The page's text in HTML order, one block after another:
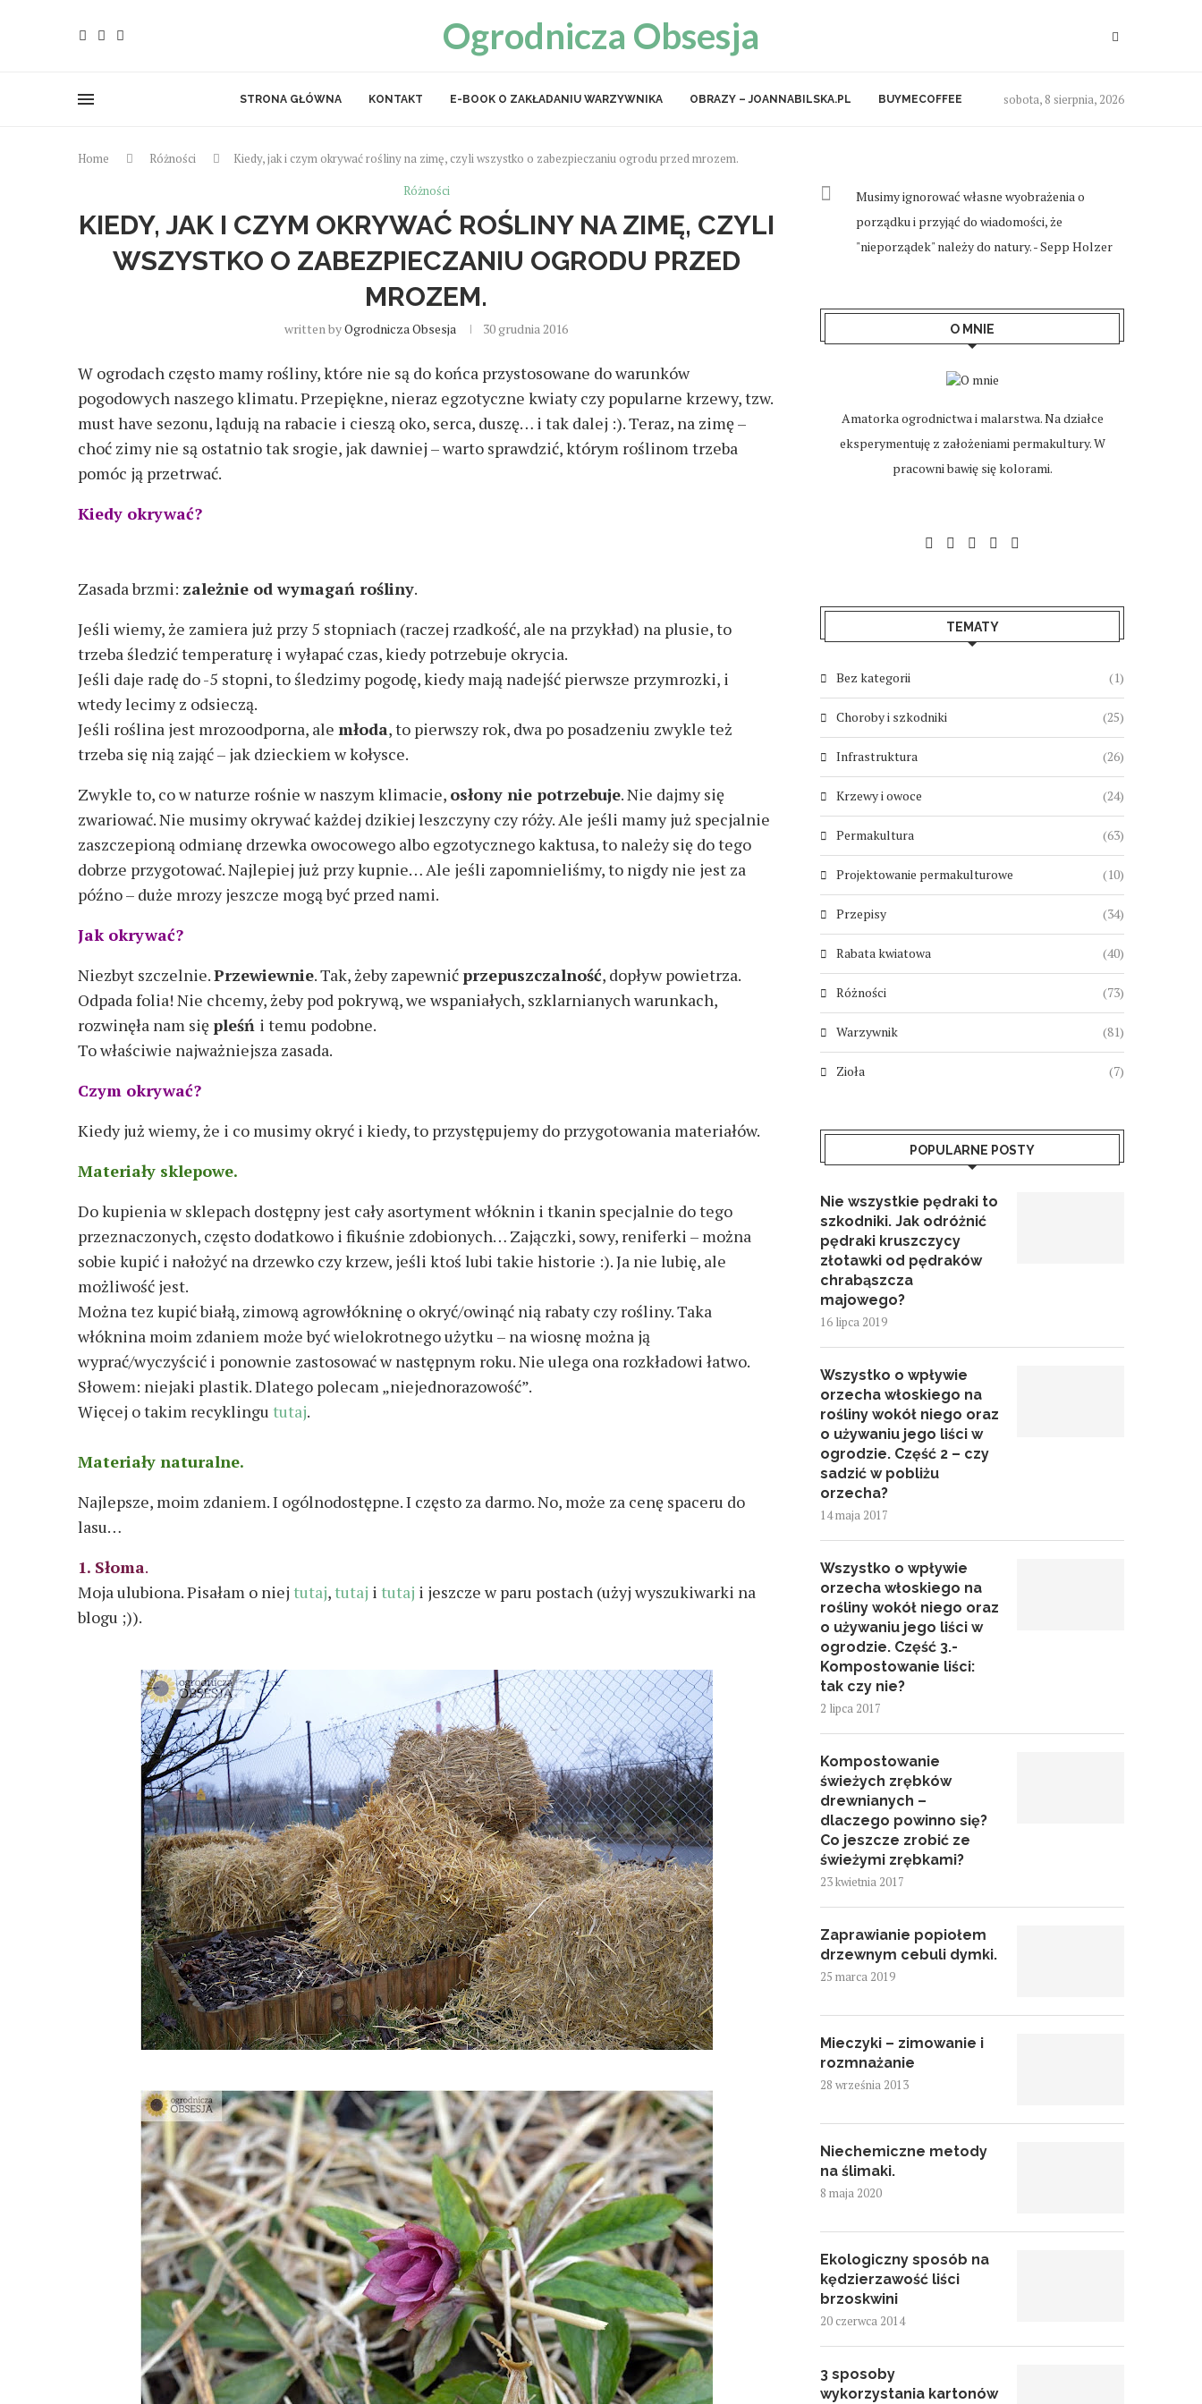
Ogrodnicza Obsesja
STRONA GŁÓWNA KONTAKT E-BOOK O ZAKŁADANIU WARZYWNIKA OBRAZY – JOANNABILSKA.PL BUYMECOFFEE sobota, 8 sierpnia, 2026
Home Różności
Kiedy, jak i czym okrywać rośliny na zimę, czyli wszystko o zabezpieczaniu ogrodu przed mrozem.
Różności
KIEDY, JAK I CZYM OKRYWAĆ ROŚLINY NA ZIMĘ, CZYLI
WSZYSTKO O ZABEZPIECZANIU OGRODU PRZED
MROZEM.
written byOgrodnicza Obsesja 30 grudnia 2016
W ogrodach często mamy rośliny, które nie są do końca przystosowane do warunków
pogodowych naszego klimatu. Przepiękne, nieraz egzotyczne kwiaty czy popularne krzewy, tzw.
must have sezonu, lądują na rabacie i cieszą oko, serca, duszę… i tak dalej :). Teraz, na zimę –
choć zimy nie są ostatnio tak srogie, jak dawniej – warto sprawdzić, którym roślinom trzeba
pomóc ją przetrwać.
Kiedy okrywać?
Zasada brzmi: zależnie od wymagań rośliny.
Jeśli wiemy, że zamiera już przy 5 stopniach (raczej rzadkość, ale na przykład) na plusie, to
trzeba śledzić temperaturę i wyłapać czas, kiedy potrzebuje okrycia.
Jeśli daje radę do -5 stopni, to śledzimy pogodę, kiedy mają nadejść pierwsze przymrozki, i
wtedy lecimy z odsieczą.
Jeśli roślina jest mrozoodporna, ale młoda, to pierwszy rok, dwa po posadzeniu zwykle też
trzeba się nią zająć – jak dzieckiem w kołysce.
Zwykle to, co w naturze rośnie w naszym klimacie, osłony nie potrzebuje. Nie dajmy się
zwariować. Nie musimy okrywać każdej dzikiej leszczyny czy róży. Ale jeśli mamy już specjalnie
zaszczepioną odmianę drzewka owocowego albo egzotycznego kaktusa, to należy się do tego
dobrze przygotować. Najlepiej już przy kupnie… Ale jeśli zapomnieliśmy, to nigdy nie jest za
późno – duże mrozy jeszcze mogą być przed nami.
Jak okrywać?
Niezbyt szczelnie.Przewiewnie. Tak, żeby zapewnić przepuszczalność, dopływ powietrza.
Odpada folia! Nie chcemy, żeby pod pokrywą, we wspaniałych, szklarnianych warunkach,
rozwinęła nam się pleśń i temu podobne.
To właściwie najważniejsza zasada.
Czym okrywać?
Kiedy już wiemy, że i co musimy okryć i kiedy, to przystępujemy do przygotowania materiałów.
Materiały sklepowe.
Do kupienia w sklepach dostępny jest cały asortyment włóknin i tkanin specjalnie do tego
przeznaczonych, często dodatkowo i fikuśnie zdobionych… Zajączki, sowy, reniferki – można
sobie kupić i nałożyć na drzewko czy krzew, jeśli ktoś lubi takie historie :). Ja nie lubię, ale
możliwość jest.
Można tez kupić białą, zimową agrowłókninę o okryć/owinąć nią rabaty czy rośliny. Taka
włóknina moim zdaniem może być wielokrotnego użytku – na wiosnę można ją
wyprać/wyczyścić i ponownie zastosować w następnym roku. Nie ulega ona rozkładowi łatwo.
Słowem: niejaki plastik. Dlatego polecam „niejednorazowość”.
Więcej o takim recyklingu tutaj.
Materiały naturalne.
Najlepsze, moim zdaniem. I ogólnodostępne. I często za darmo. No, może za cenę spaceru do
lasu…
1. Słoma.
Moja ulubiona. Pisałam o niej tutaj,tutaj i tutaj i jeszcze w paru postach (użyj wyszukiwarki na
blogu ;)).
Musimy ignorować własne wyobrażenia o
porządku i przyjąć do wiadomości, że
"nieporządek" należy do natury. - Sepp Holzer
O MNIE
Amatorka ogrodnictwa i malarstwa. Na działce
eksperymentuję z założeniami permakultury. W
pracowni bawię się kolorami.
TEMATY
Bez kategorii (1)
Choroby i szkodniki (25)
Infrastruktura (26)
Krzewy i owoce (24)
Permakultura (63)
Projektowanie permakulturowe (10)
Przepisy (34)
Rabata kwiatowa (40)
Różności (73)
Warzywnik (81)
Zioła (7)
POPULARNE POSTY
Nie wszystkie pędraki to
szkodniki. Jak odróżnić
pędraki kruszczycy
złotawki od pędraków
chrabąszcza
majowego?
16 lipca 2019
Wszystko o wpływie
orzecha włoskiego na
rośliny wokół niego oraz
o używaniu jego liści w
ogrodzie. Część 2 – czy
sadzić w pobliżu
orzecha?
14 maja 2017
Wszystko o wpływie
orzecha włoskiego na
rośliny wokół niego oraz
o używaniu jego liści w
ogrodzie. Część 3.-
Kompostowanie liści:
tak czy nie?
2 lipca 2017
Kompostowanie
świeżych zrębków
drewnianych –
dlaczego powinno się?
Co jeszcze zrobić ze
świeżymi zrębkami?
23 kwietnia 2017
Zaprawianie popiołem
drzewnym cebuli dymki.
25 marca 2019
Mieczyki – zimowanie i
rozmnażanie
28 września 2013
Niechemiczne metody
na ślimaki.
8 maja 2020
Ekologiczny sposób na
kędzierzawość liści
brzoskwini
20 czerwca 2014
3 sposoby
wykorzystania kartonów